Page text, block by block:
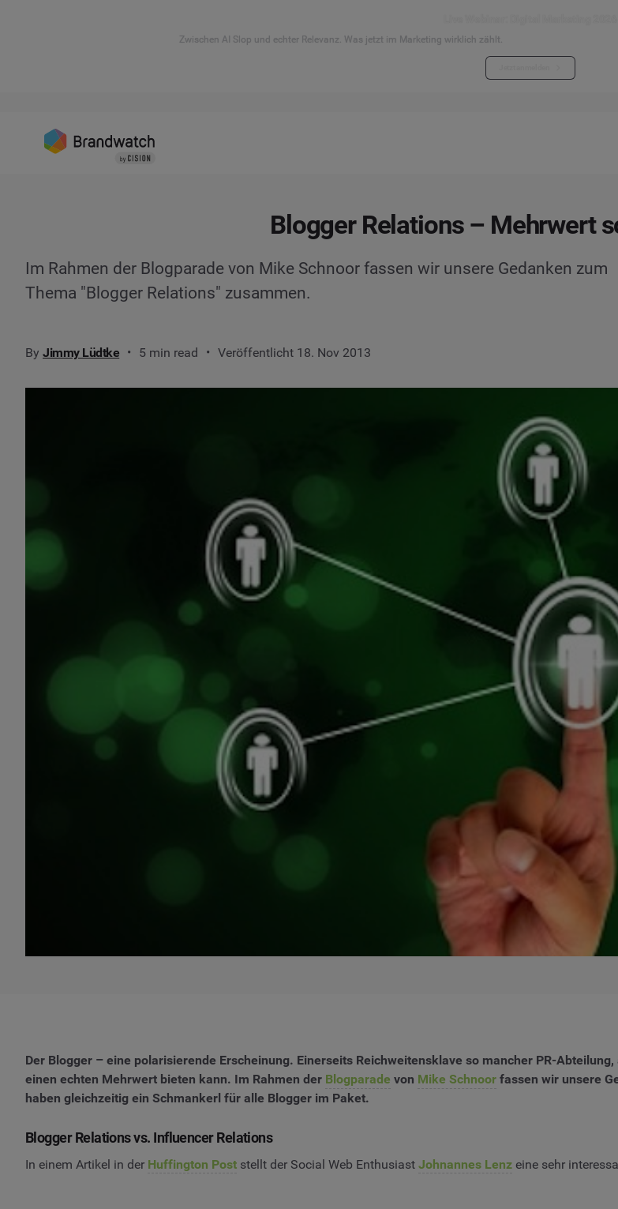
Zwischen AI Slop und echter Relevanz. Was jetzt im Marketing wirklich zählt.
Blogger Relations – Mehrwert
Im Rahmen der Blogparade von Mike Schnoor fassen wir unsere Gedanken zum
Thema "Blogger Relations" zusammen.
By Jimmy Lüdtke 5 min read Veröffentlicht 18. Nov 2013
Der Blogger – eine polarisierende Erscheinung. Einerseits Reichweitensklave so mancher PR-
einen echten Mehrwert bieten kann. Im Rahmen der Blogparade von Mike Schnoor fassen wir unsere
haben gleichzeitig ein Schmankerl für alle Blogger im Paket.
Blogger Relations vs. Influencer Relations
In einem Artikel in der Huffington Post stellt der Social Web Enthusiast Johnannes Lenz eine sehr